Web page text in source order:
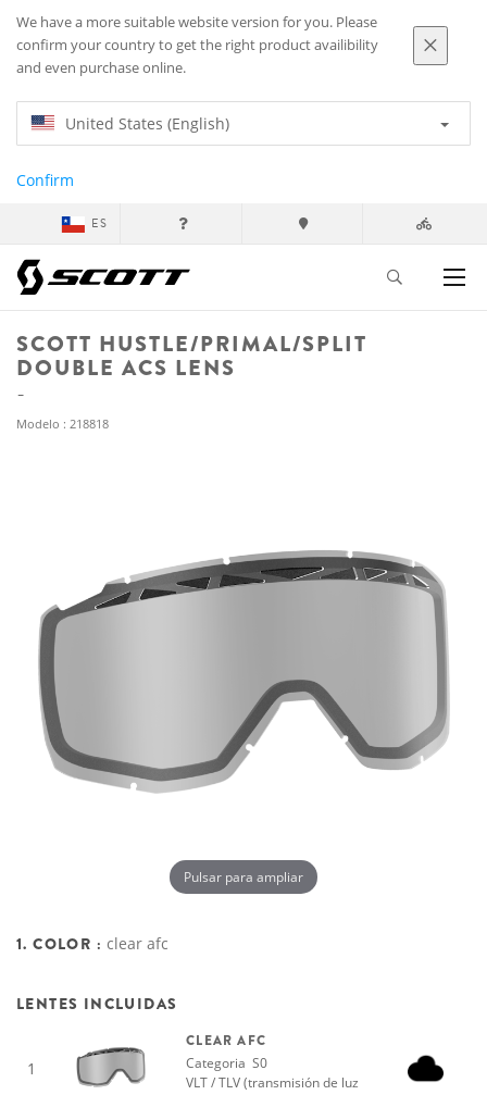
We have a more suitable website version for you. Please
confirm your country to get the right product availibility
and even purchase online.
United States (English)
Confirm
ES
SCOTT HUSTLE/PRIMAL/SPLIT
DOUBLE ACS LENS
Modelo : 218818
Pulsar para ampliar
1. COLOR : clear afc
LENTES INCLUIDAS
1
CLEAR AFC
Categoria S0
VLT / TLV (transmisión de luz